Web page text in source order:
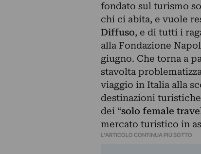
fondato sul turismo
chi ci abita, e vuole
Diffuso, e di tutti i
alla Fondazione
giugno. Che torna a
stavolta
viaggio in Italia alla
destinazioni
dei “solo female
mercato turistico in
L'ARTICOLO CONTINUA PIÙ SOTTO